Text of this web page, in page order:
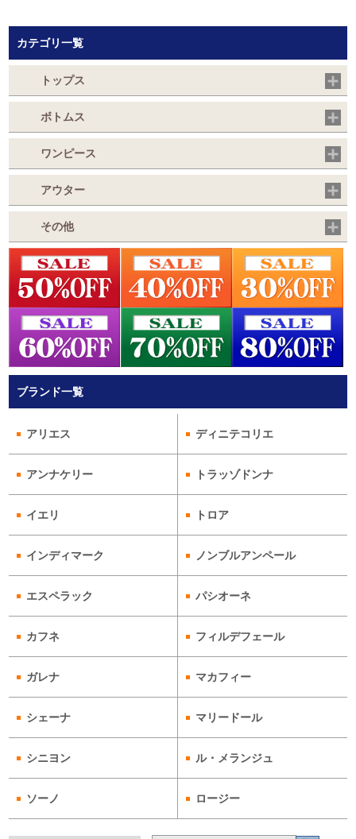
カテゴリ一覧
トップス
ボトムス
ワンピース
アウター
その他
ブランド一覧
アリエス ディニテコリエ
アンナケリー トラッゾドンナ
イエリ トロア
インディマーク ノンブルアンペール
エスペラック パシオーネ
カフネ フィルデフェール
ガレナ マカフィー
シェーナ マリードール
シニヨン ル・メランジュ
ソーノ ロージー